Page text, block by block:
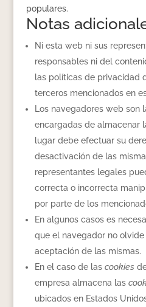
populares.
Notas
Ni esta web ni sus
responsables ni del
las políticas de privacidad
terceros mencionados en
Los navegadores web son
encargadas de almacenar
lugar debe efectuar su
desactivación de las
representantes legales
correcta o incorrecta
por parte de los
En algunos casos es
que el navegador no
aceptación de las mismas.
En el caso de las cookies
empresa almacena las
ubicados en Estados